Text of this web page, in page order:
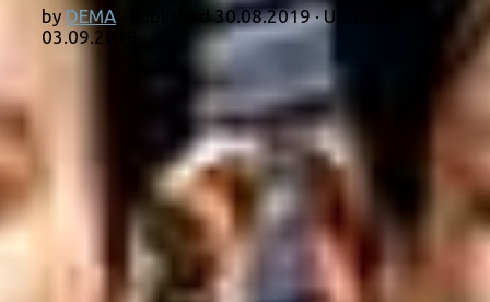
by DEMA · Published30.08.2019· Updated
03.09.2019